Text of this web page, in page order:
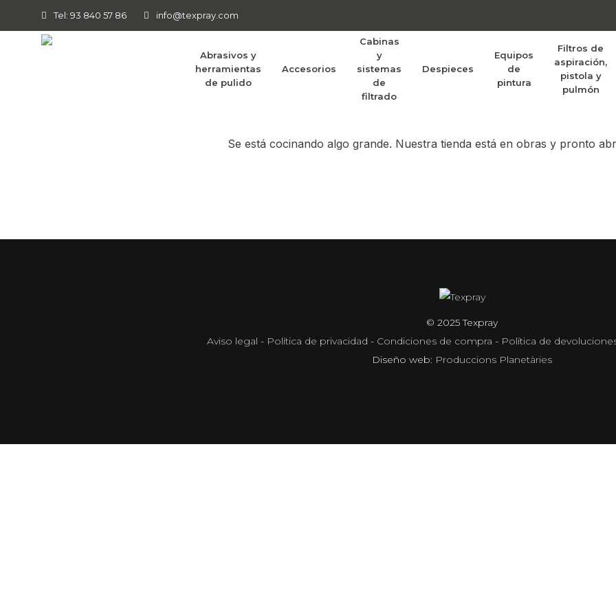
Tel: 93 840 57 86 info@texpray.com
Abrasivos y
herramientas
de pulido
Accesorios
Cabinas
y
sistemas
de
filtrado
Despieces
Equipos
de
pintura
Filtros de
aspiración,
pistola y
pulmón
Tenemos grandes proyectos
Se está cocinando algo grande. Nuestra tienda está en obras y pronto
© 2025 Texpray
Aviso legal - Política de privacidad - Condiciones de compra - Política de
Diseño web: Produccions Planetàries